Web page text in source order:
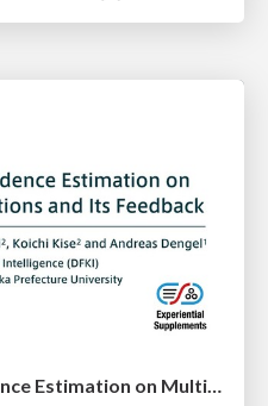
Gaze-Based Self-Confidence Estimation on Multiple-Choice Questions and Its Feedback - Asian CHI Symposium 2020